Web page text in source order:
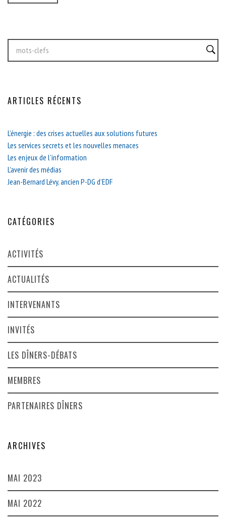
ARTICLES RÉCENTS
L’énergie : des crises actuelles aux solutions futures
Les services secrets et les nouvelles menaces
Les enjeux de l’information
L’avenir des médias
Jean-Bernard Lévy, ancien P-DG d’EDF
CATÉGORIES
ACTIVITÉS
ACTUALITÉS
INTERVENANTS
INVITÉS
LES DÎNERS-DÉBATS
MEMBRES
PARTENAIRES DÎNERS
ARCHIVES
MAI 2023
MAI 2022